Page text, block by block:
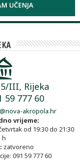
III, Rijeka
59 777 60
akropola.hr
vrijeme:
od 19:30 do 21:30
h
zatvoreno
091 59 777 60